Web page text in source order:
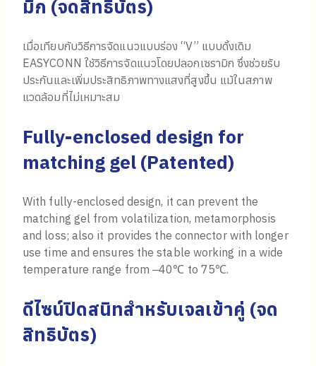
มิก (จดสิทธิบัตร)
เมื่อเทียบกับวิธีการจัดแนวแบบร่อง “V” แบบดั้งเดิม
EASYCONN ใช้วิธีการจัดแนวโดยปลอกเซรามิก ซึ่งช่วยรับ
ประกันและเพิ่มประสิทธิภาพทางแสงที่สูงขึ้น แม้ในสภาพ
แวดล้อมที่ไม่เหมาะสม
Fully-enclosed design for
matching gel (Patented)
With fully-enclosed design, it can prevent the
matching gel from volatilization, metamorphosis
and loss; also it provides the connector with longer
use time and ensures the stable working in a wide
temperature range from ‒40℃ to 75℃.
ดีไซน์ปิดสนิทสำหรับเจลเข้าคู่ (จด
สิทธิบัตร)